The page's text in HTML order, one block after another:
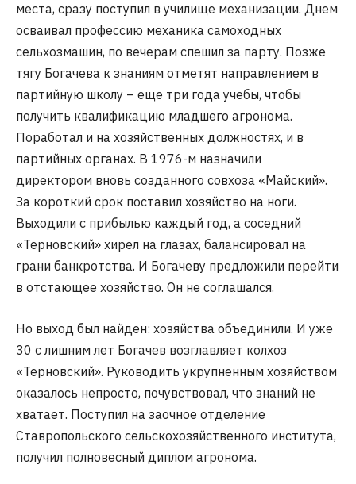
места, сразу поступил в училище механизации. Днем
осваивал профессию механика самоходных
сельхозмашин, по вечерам спешил за парту. Позже
тягу Богачева к знаниям отметят направлением в
партийную школу – еще три года учебы, чтобы
получить квалификацию младшего агронома.
Поработал и на хозяйственных должностях, и в
партийных органах. В 1976-м назначили
директором вновь созданного совхоза «Майский».
За короткий срок поставил хозяйство на ноги.
Выходили с прибылью каждый год, а соседний
«Терновский» хирел на глазах, балансировал на
грани банкротства. И Богачеву предложили перейти
в отстающее хозяйство. Он не соглашался.
Но выход был найден: хозяйства объединили. И уже
30 с лишним лет Богачев возглавляет колхоз
«Терновский». Руководить укрупненным хозяйством
оказалось непросто, почувствовал, что знаний не
хватает. Поступил на заочное отделение
Ставропольского сельскохозяйственного института,
получил полновесный диплом агронома.